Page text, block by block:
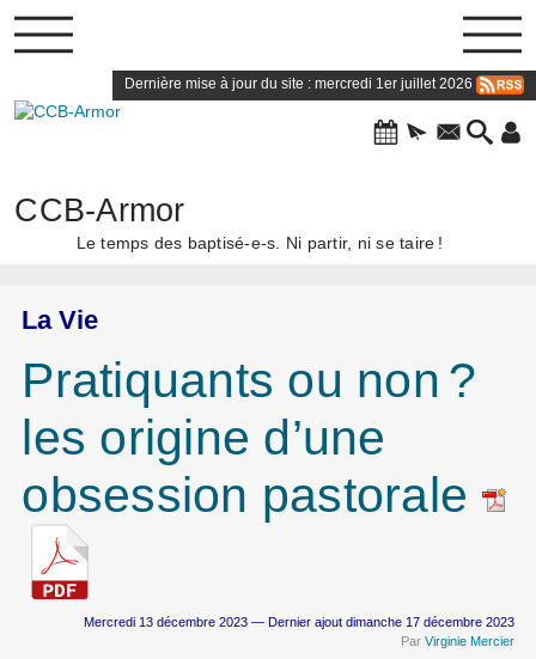
Dernière mise à jour du site : mercredi 1er juillet 2026
CCB-Armor
Le temps des baptisé-e-s. Ni partir, ni se taire !
La Vie
Pratiquants ou non ?
les origine d’une
obsession pastorale
Mercredi 13 décembre 2023 — Dernier ajout dimanche 17 décembre 2023
Par Virginie Mercier